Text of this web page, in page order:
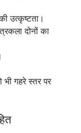
उत्कृष्टता।
दोनों का
गहरे स्तर पर